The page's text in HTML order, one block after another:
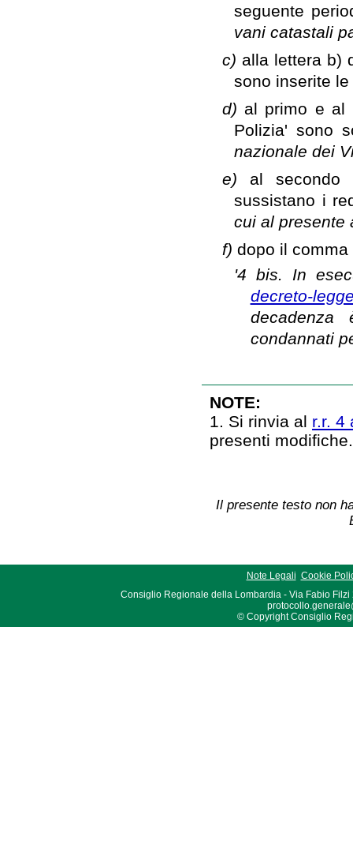
seguente
vani catastali
c) alla lettera b)
sono inserite
d) al primo e al
Polizia' sono
nazionale dei
e) al secondo
sussistano i
cui al presente
f) dopo il
'4 bis. In
decreto-
condannati
NOTE:
1. Si rinvia al r.r. 4
presenti
Il presente testo non
Note Legali Cookie
Consiglio Regionale della Lombardia - Via Fabio Filzi
© Copyright Consiglio